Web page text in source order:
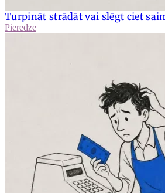
Turpināt strādāt vai slēgt ciet
Pieredze